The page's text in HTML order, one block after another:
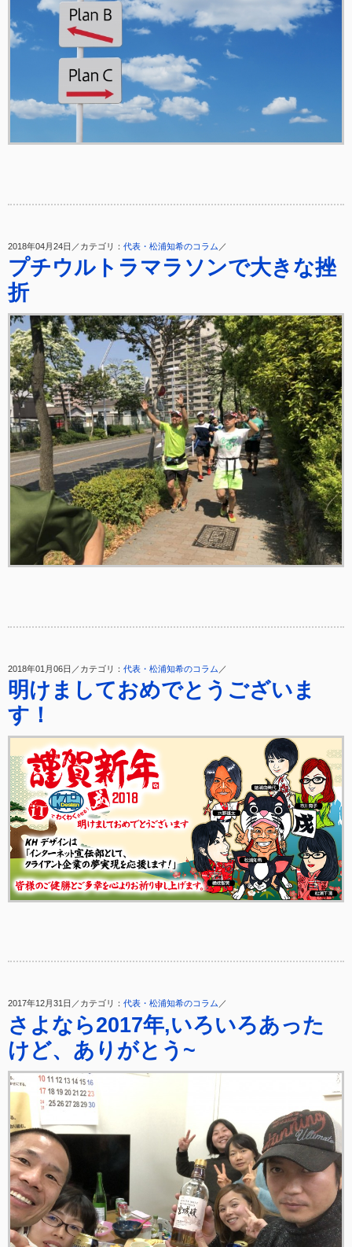
2018年04月24日／カテゴリ： 代表・松浦知希のコラム ／
プチウルトラマラソンで大きな挫
折
2018年01月06日／カテゴリ： 代表・松浦知希のコラム ／
明けましておめでとうございま
す！
2017年12月31日／カテゴリ： 代表・松浦知希のコラム ／
さよなら2017年,いろいろあった
けど、ありがとう~